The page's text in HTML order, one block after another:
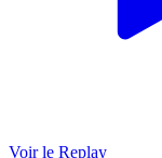
Voir le Replay